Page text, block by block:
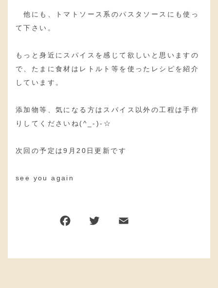
他にも、トマトソース系のパスタソースにも使っ
て下さい。
もっと身近にスパイスを感じて欲しいと思いますの
で、たまに食材はレトルト等を使ったレシピを紹介
しています。
添加物等、気になる方はスパイス以外の工程は手作
りしてくださいね(^_-)-☆
次回の予定は9月20日更新です
see you again